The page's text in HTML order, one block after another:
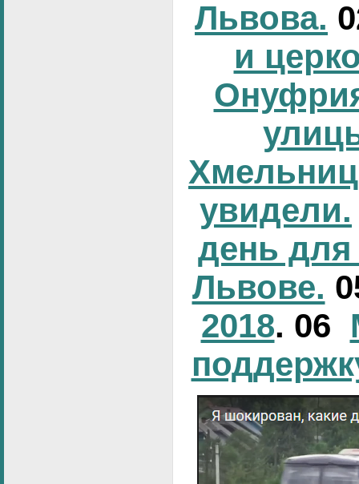
Львова.
и
увидели.
день для
Львове.
2018. 06